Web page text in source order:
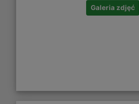
Galeria zdjęć